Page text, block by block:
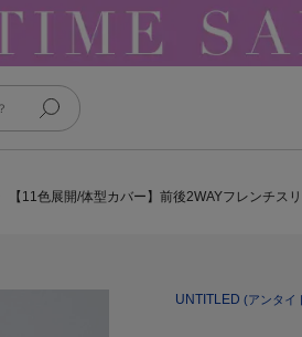
【11色展開/体型カバー】前後2WAYフレンチス
UNTITLED (アンタイ